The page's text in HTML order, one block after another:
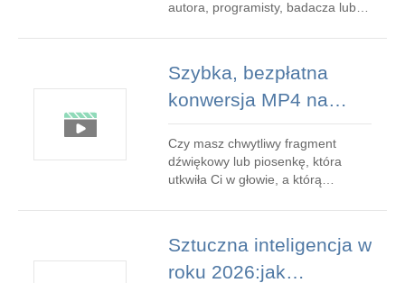
autora, programisty, badacza lub
zwięzłe, oparte na danych
porównanie pięciu najlepszych
Szybka, bezpłatna
konwersja MP4 na
audio:Zamień filmy w
MP3, WAV lub FLAC za
pomocą Clideo
Czy masz chwytliwy fragment
dźwiękowy lub piosenkę, która
utkwiła Ci w głowie, a którą
prostsze niż kiedykolwiek — nie
wymaga instalacji oprogramowania
Sztuczna inteligencja w
roku 2026:jak